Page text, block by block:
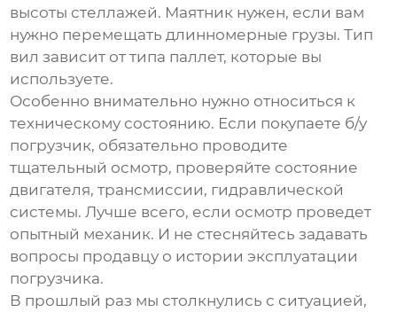
высоты стеллажей. Маятник нужен, если вам
нужно перемещать длинномерные грузы. Тип
вил зависит от типа паллет, которые вы
используете.
Особенно внимательно нужно относиться к
техническому состоянию. Если покупаете б/у
погрузчик, обязательно проводите
тщательный осмотр, проверяйте состояние
двигателя, трансмиссии, гидравлической
системы. Лучше всего, если осмотр проведет
опытный механик. И не стесняйтесь задавать
вопросы продавцу о истории эксплуатации
погрузчика.
В прошлый раз мы столкнулись с ситуацией,